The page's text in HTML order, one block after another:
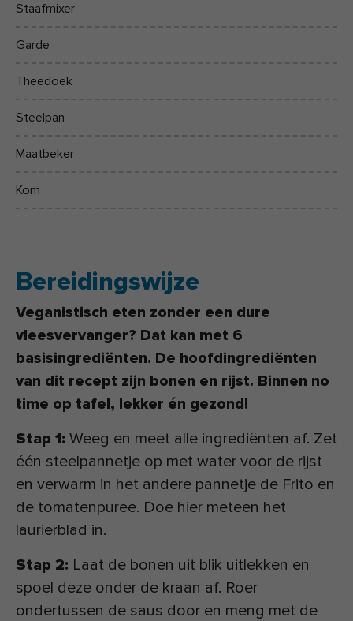
Staafmixer
Garde
Theedoek
Steelpan
Maatbeker
Kom
Bereidingswijze
Veganistisch eten zonder een dure
vleesvervanger? Dat kan met 6
basisingrediënten. De hoofdingrediënten
van dit recept zijn bonen en rijst. Binnen no
time op tafel, lekker én gezond!
Stap 1: Weeg en meet alle ingrediënten af. Zet
één steelpannetje op met water voor de rijst
en verwarm in het andere pannetje de Frito en
de tomatenpuree. Doe hier meteen het
laurierblad in.
Stap 2: Laat de bonen uit blik uitlekken en
spoel deze onder de kraan af. Roer
ondertussen de saus door en meng met de